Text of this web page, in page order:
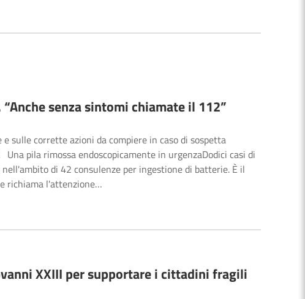
senza sintomi chiamate il 112”
sulle corrette azioni da compiere in caso di sospetta
pila rimossa endoscopicamente in urgenzaDodici casi di
di 42 consulenze per ingestione di batterie. È il
richiama l'attenzione…
XXIII per supportare i cittadini fragili